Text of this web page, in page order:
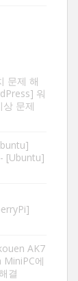
문제 해
워
문제
- [Ubuntu]
AK7
에
결